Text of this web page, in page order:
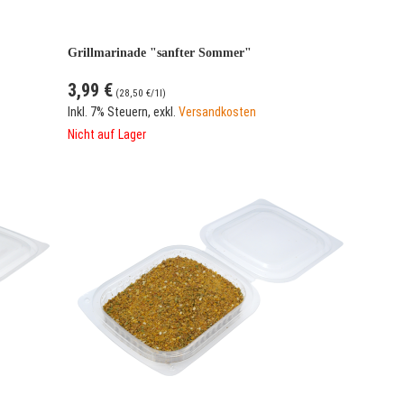
Grillmarinade "sanfter Sommer"
3,99 € (28,50 €/1l)
Inkl. 7% Steuern,exkl.Versandkosten
Nicht auf Lager